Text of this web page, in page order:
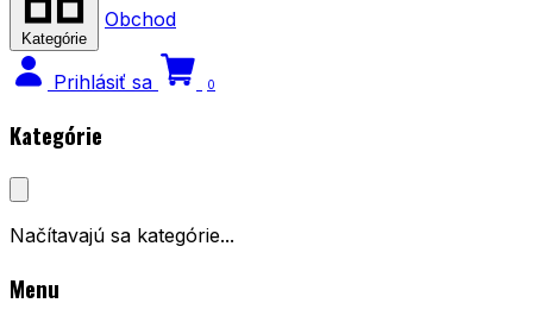
Kategórie
Obchod
Prihlásiť sa 0
Kategórie
Načítavajú sa kategórie...
Menu